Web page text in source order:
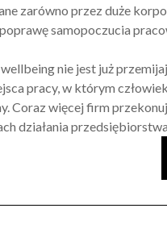
zarówno przez duże
samopoczucia
nie jest już
pracy, w którym
Coraz więcej firm
działania